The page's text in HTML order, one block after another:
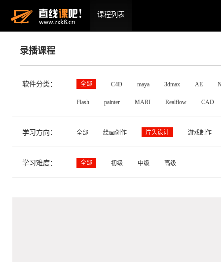
课程列表
录播课程
软件分类： 全部 C4D maya 3dmax AE
Flash painter MARI Realflow CAD
学习方向： 全部 绘画创作 片头设计 游戏制作
学习难度： 全部 初级 中级 高级